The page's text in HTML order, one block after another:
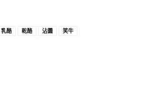
乳酪 乾酪 沾醬 笑牛